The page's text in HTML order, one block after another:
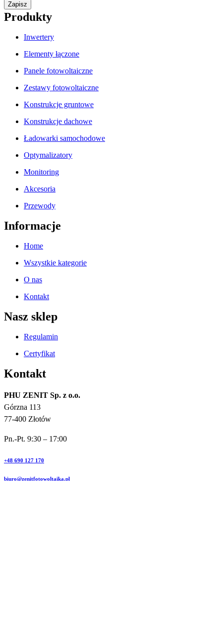
Zapisz
Produkty
Inwertery
Elementy łączone
Panele fotowoltaiczne
Zestawy fotowoltaiczne
Konstrukcje gruntowe
Konstrukcje dachowe
Ładowarki samochodowe
Optymalizatory
Monitoring
Akcesoria
Przewody
Informacje
Home
Wszystkie kategorie
O nas
Kontakt
Nasz sklep
Regulamin
Certyfikat
Kontakt
PHU ZENIT Sp. z o.o.
Górzna 113
77-400 Złotów
Pn.-Pt. 9:30 – 17:00
+48 690 127 170
biuro@zenitfotowoltaika.pl